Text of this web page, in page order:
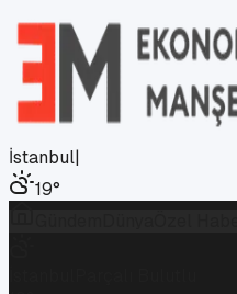
İstanbul|
19°